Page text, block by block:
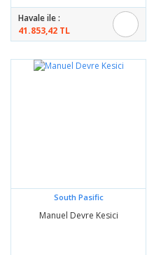
Havale ile :
41.853,42 TL
South Pasific
Manuel Devre Kesici